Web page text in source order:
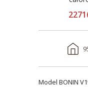
Model BONIN